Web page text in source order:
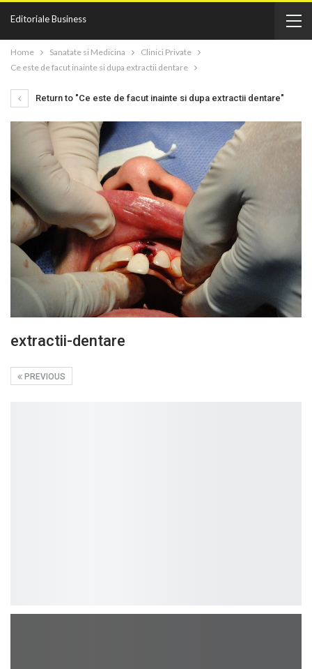
Editoriale Business
Home Sanatate si Medicina
Clinici Private
Ce este de facut inainte si dupa extractii dentare
Return to "Ce este de facut inainte si dupa extractii dentare"
extractii-dentare
PREVIOUS